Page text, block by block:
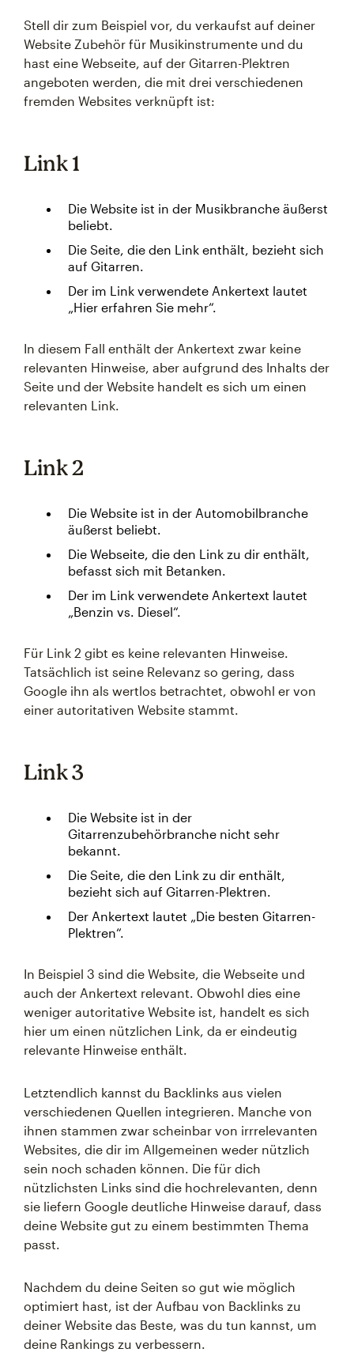
Stell dir zum Beispiel vor, du verkaufst auf deiner
Website Zubehör für Musikinstrumente und du
hast eine Webseite, auf der Gitarren-Plektren
angeboten werden, die mit drei verschiedenen
fremden Websites verknüpft ist:
Link 1
Die Website ist in der Musikbranche äußerst
beliebt.
Die Seite, die den Link enthält, bezieht sich
auf Gitarren.
Der im Link verwendete Ankertext lautet
„Hier erfahren Sie mehr“.
In diesem Fall enthält der Ankertext zwar keine
relevanten Hinweise, aber aufgrund des Inhalts der
Seite und der Website handelt es sich um einen
relevanten Link.
Link 2
Die Website ist in der Automobilbranche
äußerst beliebt.
Die Webseite, die den Link zu dir enthält,
befasst sich mit Betanken.
Der im Link verwendete Ankertext lautet
„Benzin vs. Diesel“.
Für Link 2 gibt es keine relevanten Hinweise.
Tatsächlich ist seine Relevanz so gering, dass
Google ihn als wertlos betrachtet, obwohl er von
einer autoritativen Website stammt.
Link 3
Die Website ist in der
Gitarrenzubehörbranche nicht sehr
bekannt.
Die Seite, die den Link zu dir enthält,
bezieht sich auf Gitarren-Plektren.
Der Ankertext lautet „Die besten Gitarren-
Plektren“.
In Beispiel 3 sind die Website, die Webseite und
auch der Ankertext relevant. Obwohl dies eine
weniger autoritative Website ist, handelt es sich
hier um einen nützlichen Link, da er eindeutig
relevante Hinweise enthält.
Letztendlich kannst du Backlinks aus vielen
verschiedenen Quellen integrieren. Manche von
ihnen stammen zwar scheinbar von irrrelevanten
Websites, die dir im Allgemeinen weder nützlich
sein noch schaden können. Die für dich
nützlichsten Links sind die hochrelevanten, denn
sie liefern Google deutliche Hinweise darauf, dass
deine Website gut zu einem bestimmten Thema
passt.
Nachdem du deine Seiten so gut wie möglich
optimiert hast, ist der Aufbau von Backlinks zu
deiner Website das Beste, was du tun kannst, um
deine Rankings zu verbessern.